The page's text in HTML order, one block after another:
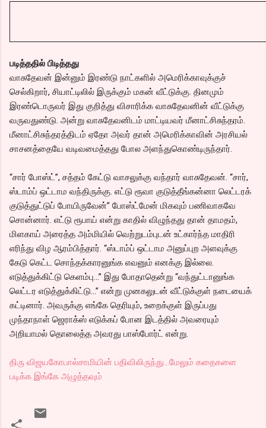
படித்ததில் பிடித்தது
வாசுதேவன் இன்னும் இரண்டு நாட்களில் அமெரிக்காவுக்குச்
செல்கிறார், சியாட்டிலில் இருக்கும் மகன் வீட்டுக்கு. தினமும்
இரண்டொருவர் இது குறித்து விசாரிக்க வாசுதேவனின் வீட்டுக்கு
வருவதுண்டு. அன்று வாசுதேவனிடம் மாட்டியவர் மீனாட்சிசுந்தரம்.
மீனாட்சிசுந்தரத்திடம் ஏதோ அவர் தான் அமெரிக்காவின் அரசியல்
சாசனத்தையே வடிவமைத்தது போல அளந்துகொண்டிருந்தார்.
“சார் போஸ்ட்”, சத்தம் கேட்டு வாசலுக்கு வந்தார் வாசுதேவன். “சார்,
ஸ்டாம்ப் ஒட்டாம வந்திருக்கு. எட்டு ரூவா குடுத்தீங்கன்னா லெட்டரக்
குடுத்துட்டுப் போயிருவேன்” போஸ்ட்மேன் மிகவும் பணிவாகவே
சொன்னார். எட்டு ரூபாய் என்று காதில் விழுந்தது தான் தாமதம்,
மிளகாய் அரைத்த அம்மியில் வெற்றுடம்புடன் உட்கார்ந்த மாதிரி
எரிந்து விழ ஆரம்பித்தார். “ஸ்டாம்ப் ஒட்டாம அனுப்புற அளவுக்கு
கேடு கெட்ட சொந்தக்காரனுங்க எவனும் எனக்கு இல்லை.
எடுத்துக்கிட்டு கெளம்பு…” இது போதாதென்று “வந்துட்டானுங்க
லெட்டர எடுத்துக்கிட்டு…” என்று முனகலுடன் வீட்டுக்குள் நடையைக்
கட்டினார். அவருக்கு எங்கே தெரியும், உறைக்குள் இருப்பது
முந்தாநாள் ஜெராக்ஸ் எடுக்கப் போன இடத்தில் அவரையும்
அறியாமல் தொலைத்த அவரது பாஸ்போர்ட் என்று.
திரு விஜயகோபால்சாமியின் பதிவிலிருந்து...மேலும் கதைகளை
படிக்க இங்கே அழுத்தவும்